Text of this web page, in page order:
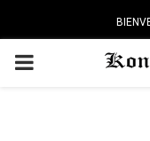
PRIMARY